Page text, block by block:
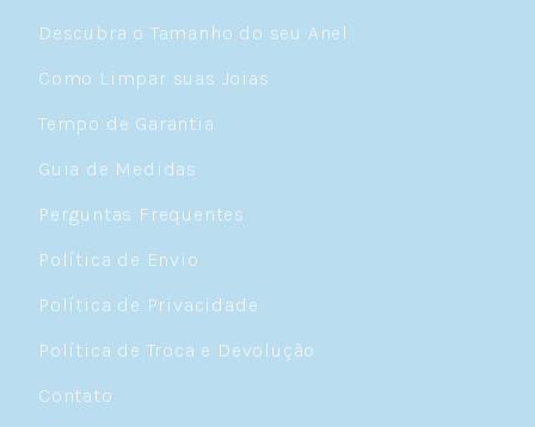
Descubra o Tamanho do seu Anel
Como Limpar suas Joias
Tempo de Garantia
Guia de Medidas
Perguntas Frequentes
Política de Envio
Política de Privacidade
Política de Troca e Devolução
Contato